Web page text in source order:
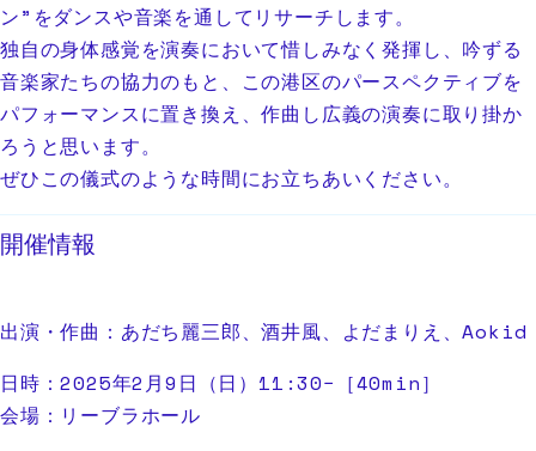
ン”をダンスや音楽を通してリサーチします。
独自の身体感覚を演奏において惜しみなく発揮し、吟ずる
音楽家たちの協力のもと、この港区のパースペクティブを
パフォーマンスに置き換え、作曲し広義の演奏に取り掛か
ろうと思います。
ぜひこの儀式のような時間にお立ちあいください。
開催情報
出演・作曲：あだち麗三郎、酒井風、よだまりえ、Aokid
日時：2025年2月9日（日）11:30−［40min］
会場：リーブラホール